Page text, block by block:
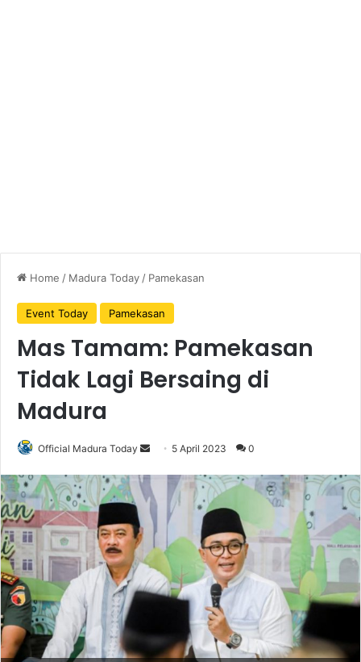
Home / Madura Today / Pamekasan
Event Today Pamekasan
Mas Tamam: Pamekasan
Tidak Lagi Bersaing di
Madura
Official Madura Today
n
a
n
e
m
5 April 2023 0